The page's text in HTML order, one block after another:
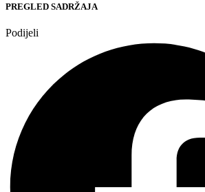
PREGLED SADRŽAJA
Podijeli